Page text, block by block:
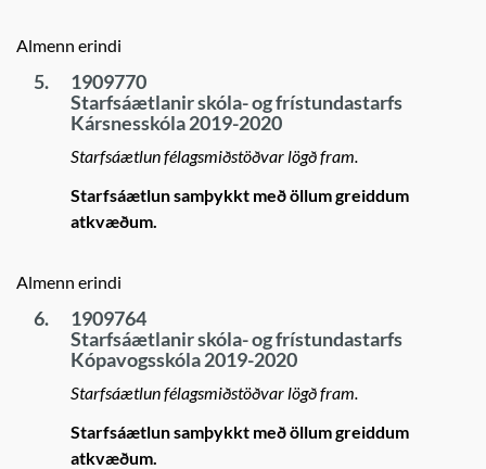
Almenn erindi
5.
1909770
Starfsáætlanir skóla- og frístundastarfs
Kársnesskóla 2019-2020
Starfsáætlun félagsmiðstöðvar lögð fram.
Starfsáætlun samþykkt með öllum greiddum
atkvæðum.
Almenn erindi
6.
1909764
Starfsáætlanir skóla- og frístundastarfs
Kópavogsskóla 2019-2020
Starfsáætlun félagsmiðstöðvar lögð fram.
Starfsáætlun samþykkt með öllum greiddum
atkvæðum.